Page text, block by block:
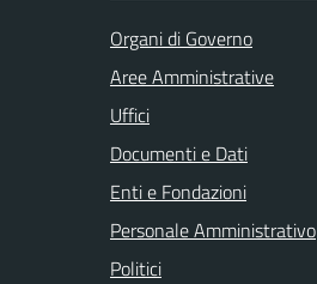
Organi di Governo
Aree Amministrative
Uffici
Documenti e Dati
Enti e Fondazioni
Personale Amministrativo
Politici